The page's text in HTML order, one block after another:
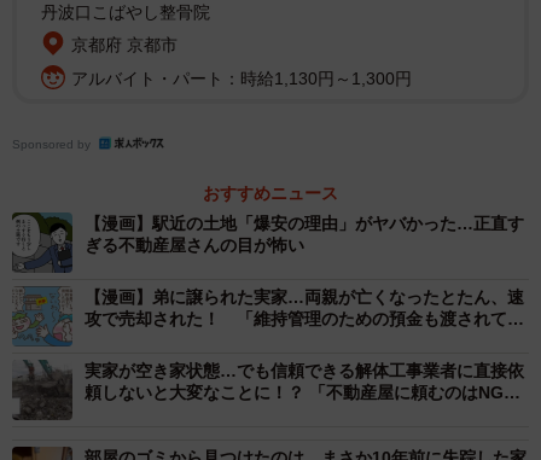
ー誤って隣家が解体されてしまうということは起こりうる
のでしょうか
これまで不動産鑑定士・一級建築士として仕事をしてきた
ました。その時は、不動産会社の人が現地に到着するのが
遅れて、電話で解体業者に指示をしたところ、隣の家が似
た建物だったので解体業者が誤って解体してしまったとい
うものでした。この時の大きな原因は、実際に解体する建
物を事前に見たことがあったのは不動産会社の人だけだっ
たので、解体業者は実物を把握していなかったことです。
工事の最中に元請が到着し、間違えて隣家を解体してしま
丹波口こばやし整骨院
京都府 京都市
アルバイト・パート：時給1,130円～1,300円
Sponsored by
おすすめニュース
【漫画】駅近の土地「爆安の理由」がヤバかった…正直す
ぎる不動産屋さんの目が怖い
【漫画】弟に譲られた実家…両親が亡くなったとたん、速
攻で売却された！ 「維持管理のための預金も渡されてい
実家が空き家状態…でも信頼できる解体工事業者に直接依
頼しないと大変なことに！？ 「不動産屋に頼むのはNG」